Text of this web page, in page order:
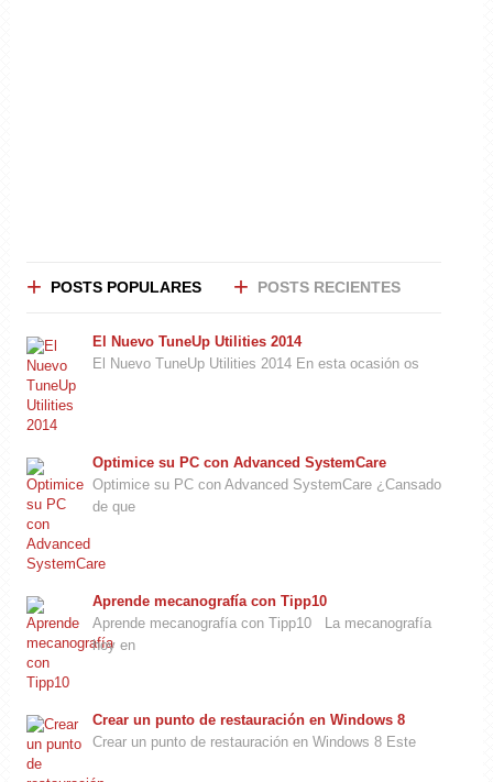
POSTS POPULARES POSTS RECIENTES
El Nuevo TuneUp Utilities 2014
El Nuevo TuneUp Utilities 2014 En esta ocasión os
Optimice su PC con Advanced SystemCare
Optimice su PC con Advanced SystemCare ¿Cansado
de que
Aprende mecanografía con Tipp10
Aprende mecanografía con Tipp10 La mecanografía
hoy en
Crear un punto de restauración en Windows 8
Crear un punto de restauración en Windows 8 Este